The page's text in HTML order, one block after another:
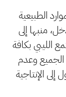
الطبيعية
منبها إلى
الليبي بكافة
وعدم
الإنتاجية